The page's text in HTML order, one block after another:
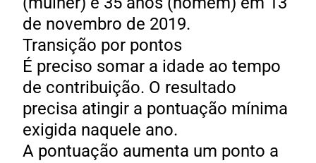
de novembro de 2019.
Transição por pontos
É preciso somar a idade ao tempo
de contribuição. O resultado
precisa atingir a pontuação mínima
exigida naquele ano.
A pontuação aumenta um ponto a